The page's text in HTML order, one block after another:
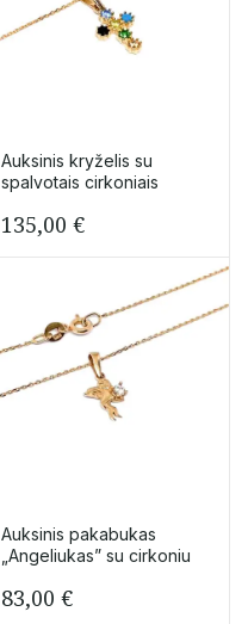
Auksinis kryželis su
spalvotais cirkoniais
135,00 €
Auksinis pakabukas
„Angeliukas” su cirkoniu
83,00 €